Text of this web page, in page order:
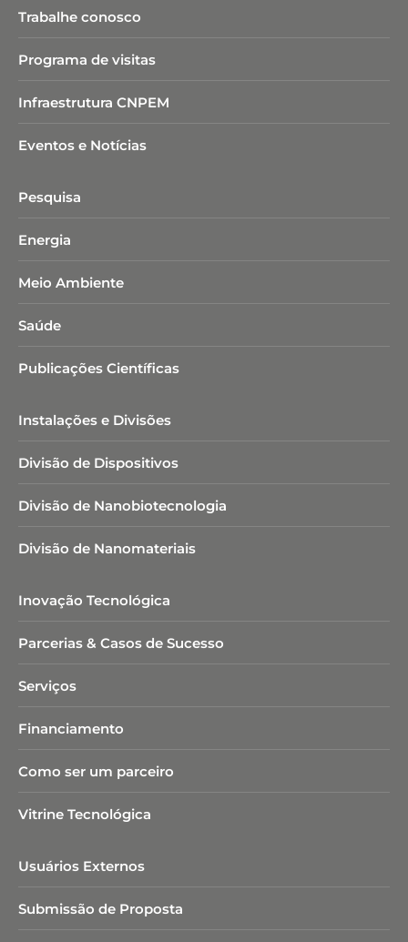
Trabalhe conosco
Programa de visitas
Infraestrutura CNPEM
Eventos e Notícias
Pesquisa
Energia
Meio Ambiente
Saúde
Publicações Científicas
Instalações e Divisões
Divisão de Dispositivos
Divisão de Nanobiotecnologia​
Divisão de Nanomateriais
Inovação Tecnológica
Parcerias & Casos de Sucesso
Serviços
Financiamento
Como ser um parceiro
Vitrine Tecnológica
Usuários Externos
Submissão de Proposta